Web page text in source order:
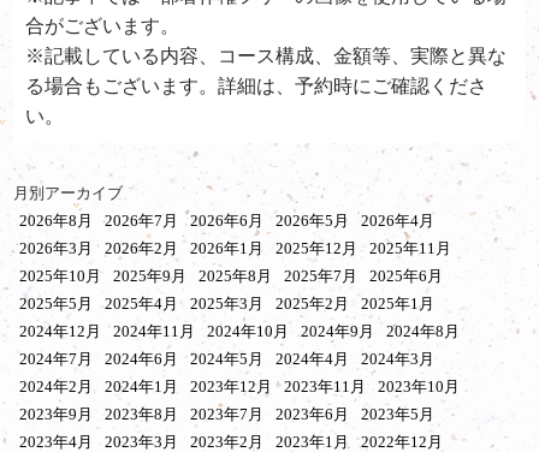
合がございます。
※記載している内容、コース構成、金額等、実際と異な
る場合もございます。詳細は、予約時にご確認くださ
い。
月別アーカイブ
2026年8月
2026年7月 2026年6月 2026年5月
2026年4月
2026年3月
2026年2月 2026年1月 2025年12月
2025年11月
2025年10月
2025年9月 2025年8月 2025年7月
2025年6月
2025年5月
2025年4月 2025年3月 2025年2月
2025年1月
2024年12月
2024年11月 2024年10月 2024年9月
2024年8月
2024年7月
2024年6月 2024年5月 2024年4月
2024年3月
2024年2月
2024年1月 2023年12月 2023年11月
2023年10月
2023年9月
2023年8月 2023年7月 2023年6月
2023年5月
2023年4月
2023年3月 2023年2月 2023年1月
2022年12月